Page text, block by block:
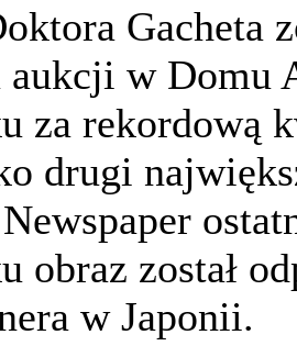
Gacheta
w Domu
za rekordową
drugi
obraz został
w Japonii.